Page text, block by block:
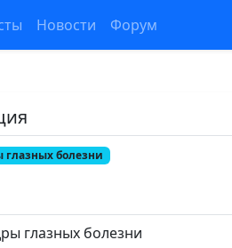
Новости Форум
болезни
глазных болезни